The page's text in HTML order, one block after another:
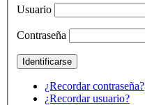
Usuario
Contraseña
¿Recordar contraseña?
¿Recordar usuario?